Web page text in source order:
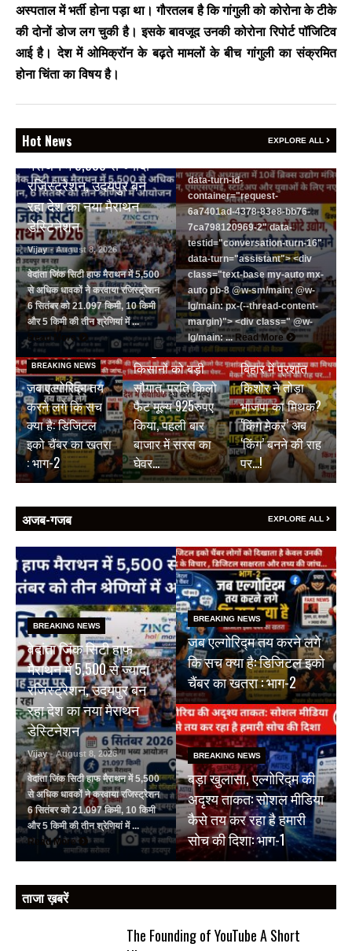
अस्पताल में भर्ती होना पड़ा था। गौरतलब है कि गांगुली को कोरोना के टीके
की दोनों डोज लग चुकी है। इसके बावजूद उनकी कोरोना रिपोर्ट पॉजिटिव
आई है। देश में ओमिक्रॉन के बढ़ते मामलों के बीच गांगुली का संक्रमित
होना चिंता का विषय है।
Hot News EXPLORE ALL
वेदांता जिंक सिटी हाफ
मैराथन में 5,500 से ज्यादा
रजिस्ट्रेशन, उदयपुर बन
रहा देश का नया मैराथन
डेस्टिनेशन
Vijay - August 8, 2026
वेदांता जिंक सिटी हाफ मैराथन में 5,500
से अधिक धावकों ने करवाया रजिस्ट्रेशन
6 सितंबर को 21.097 किमी, 10 किमी
और 5 किमी की तीन श्रेणियां में ...
Read More
<section class="text-token-
text-primary w-full
focus:outline-none has-data-
writing-block:pointer-events-
R6Vx5W_threadScrollVars
data-turn-id-
container="request-
6a7401ad-4378-83e8-bb76-
7ca798120969-2" data-
testid="conversation-turn-16"
data-turn="assistant"> <div
class="text-base my-auto mx-
auto pb-8 @w-sm/main: @w-
lg/main: px-(--thread-content-
margin)"> <div class=" @w-
lg/main: ... Read More
BREAKING NEWS
जब एल्गोरिद्म तय
करने लगे कि सच
क्या है: डिजिटल
इको चैंबर का खतरा
: भाग-2
BREAKING NEWS
जयपुर डेयरी की
किसानों को बड़ी
सौगात, प्रति किलो
फैट मूल्य 925रुपए
किया, पहली बार
बाजार में सरस का
घेवर…
BREAKING NEWS
बिहार में प्रशांत
किशोर ने तोड़ा
भाजपा का मिथक?
‘किंग मेकर’ अब
‘किंग’ बनने की राह
पर…!
अजब-गजब EXPLORE ALL
BREAKING NEWS
वेदांता जिंक सिटी हाफ
मैराथन में 5,500 से ज्यादा
रजिस्ट्रेशन, उदयपुर बन
रहा देश का नया मैराथन
डेस्टिनेशन
Vijay - August 8, 2026
वेदांता जिंक सिटी हाफ मैराथन में 5,500
से अधिक धावकों ने करवाया रजिस्ट्रेशन
6 सितंबर को 21.097 किमी, 10 किमी
और 5 किमी की तीन श्रेणियां में ...
Read More
BREAKING NEWS
जब एल्गोरिद्म तय करने लगे
कि सच क्या है: डिजिटल इको
चैंबर का खतरा : भाग-2
BREAKING NEWS
बड़ा खुलासा, एल्गोरिद्म की
अदृश्य ताकत: सोशल मीडिया
कैसे तय कर रहा है हमारी
सोच की दिशा: भाग-1
ताजा ख़बरें
The Founding of YouTube A Short